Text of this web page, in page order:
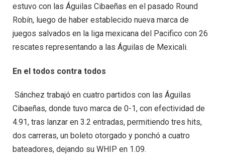
estuvo con las Águilas Cibaeñas en el pasado Round
Robín, luego de haber establecido nueva marca de
juegos salvados en la liga mexicana del Pacifico con 26
rescates representando a las Águilas de Mexicali.
En el todos contra todos
Sánchez trabajó en cuatro partidos con las Águilas
Cibaeñas, donde tuvo marca de 0-1, con efectividad de
4.91, tras lanzar en 3.2 entradas, permitiendo tres hits,
dos carreras, un boleto otorgado y ponchó a cuatro
bateadores, dejando su WHIP en 1.09.